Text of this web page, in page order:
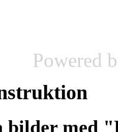
Powered
bilder med